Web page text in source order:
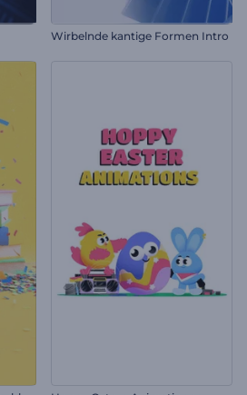
Wirbelnde kantige Formen Intro